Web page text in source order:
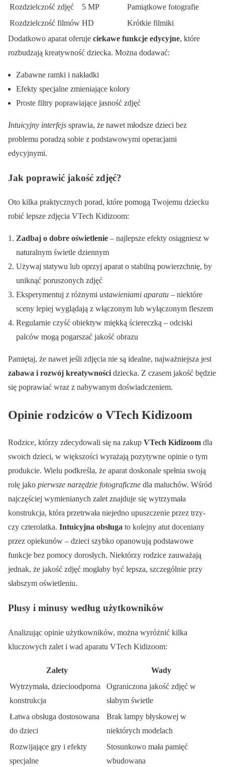
Rozdzielczość zdjęć
5 MP
Pamiątkowe fotografie
Rozdzielczość filmów HD
Krótkie filmiki
Dodatkowo aparat oferuje ciekawe funkcje edycyjne, które
rozbudzają kreatywność dziecka. Można dodawać:
Zabawne ramki i nakładki
Efekty specjalne zmieniające kolory
Proste filtry poprawiające jasność zdjęć
Intuicyjny interfejs sprawia, że nawet młodsze dzieci bez
problemu poradzą sobie z podstawowymi operacjami
edycyjnymi.
Jak poprawić jakość zdjęć?
Oto kilka praktycznych porad, które pomogą Twojemu dziecku
robić lepsze zdjęcia VTech Kidizoom:
Zadbaj o dobre oświetlenie – najlepsze efekty osiągniesz w
naturalnym świetle dziennym
Używaj statywu lub oprzyj aparat o stabilną powierzchnię, by
uniknąć poruszonych zdjęć
Eksperymentuj z różnymi ustawieniami aparatu – niektóre
sceny lepiej wyglądają z włączonym lub wyłączonym fleszem
Regularnie czyść obiektyw miękką ściereczką – odciski
palców mogą pogarszać jakość obrazu
Pamiętaj, że nawet jeśli zdjęcia nie są idealne, najważniejsza jest
zabawa i rozwój kreatywności dziecka. Z czasem jakość będzie
się poprawiać wraz z nabywanym doświadczeniem.
Opinie rodziców o VTech Kidizoom
Rodzice, którzy zdecydowali się na zakup VTech Kidizoom dla
swoich dzieci, w większości wyrażają pozytywne opinie o tym
produkcie. Wielu podkreśla, że aparat doskonale spełnia swoją
rolę jako pierwsze narzędzie fotograficzne dla maluchów. Wśród
najczęściej wymienianych zalet znajduje się wytrzymała
konstrukcja, która przetrwała niejedno upuszczenie przez trzy-
czy czterolatka. Intuicyjna obsługa to kolejny atut doceniany
przez opiekunów – dzieci szybko opanowują podstawowe
funkcje bez pomocy dorosłych. Niektórzy rodzice zauważają
jednak, że jakość zdjęć mogłaby być lepsza, szczególnie przy
słabszym oświetleniu.
Plusy i minusy według użytkowników
Analizując opinie użytkowników, można wyróżnić kilka
kluczowych zalet i wad aparatu VTech Kidizoom:
Zalety
Wady
Wytrzymała, dziecioodporna
konstrukcja
Ograniczona jakość zdjęć w
słabym świetle
Łatwa obsługa dostosowana
do dzieci
Brak lampy błyskowej w
niektórych modelach
Rozwijające gry i efekty
specjalne
Stosunkowo mała pamięć
wbudowana